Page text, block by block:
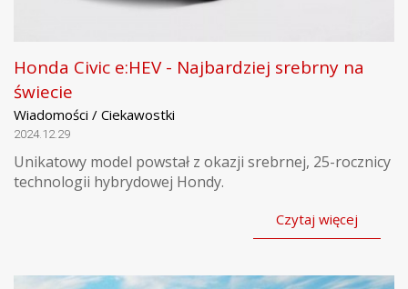
Honda Civic e:HEV - Najbardziej srebrny na
świecie
Wiadomości / Ciekawostki
2024.12.29
Unikatowy model powstał z okazji srebrnej, 25-rocznicy
technologii hybrydowej Hondy.
Czytaj więcej